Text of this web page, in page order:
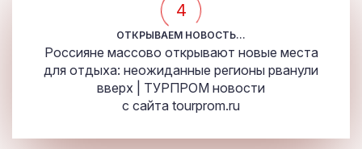
4
ОТКРЫВАЕМ НОВОСТЬ...
Россияне массово открывают новые места
для отдыха: неожиданные регионы рванули
вверх | ТУРПРОМ новости
с сайта tourprom.ru